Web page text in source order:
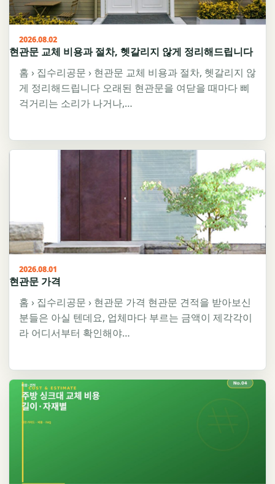
2026.08.02
현관문 교체 비용과 절차, 헷갈리지 않게 정리해드립니다
홈 › 집수리공문 › 현관문 교체 비용과 절차, 헷갈리지 않
게 정리해드립니다 오래된 현관문을 여닫을 때마다 삐
걱거리는 소리가 나거나,…
2026.08.01
현관문 가격
홈 › 집수리공문 › 현관문 가격 현관문 견적을 받아보신
분들은 아실 텐데요, 업체마다 부르는 금액이 제각각이
라 어디서부터 확인해야…